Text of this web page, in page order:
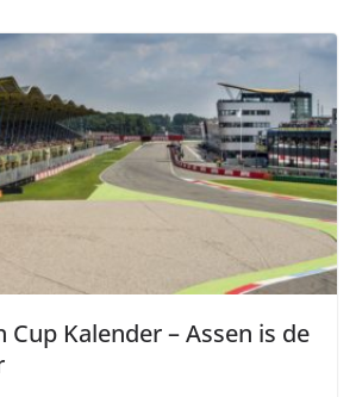
Cup Kalender – Assen is de